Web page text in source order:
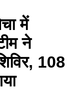
में
ने
108